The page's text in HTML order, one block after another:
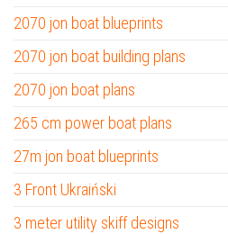
2070 jon boat blueprints
2070 jon boat building plans
2070 jon boat plans
265 cm power boat plans
27m jon boat blueprints
3 Front Ukraiński
3 meter utility skiff designs